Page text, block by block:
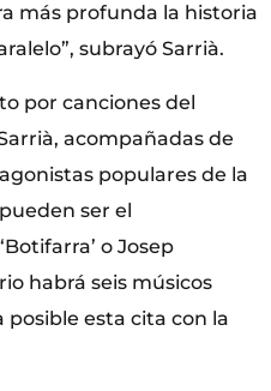
más profunda la historia
subrayó Sarrià.
por canciones del
acompañadas de
populares de la
ser el
o Josep
habrá seis músicos
posible esta cita con la